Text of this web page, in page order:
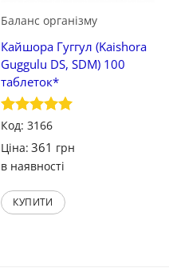
Баланс організму
Кайшора Гуггул (Kaishora
Guggulu DS, SDM) 100
таблеток*
Оцінено в
Код: 3166
Ціна: 361 грн
в наявності
КУПИТИ